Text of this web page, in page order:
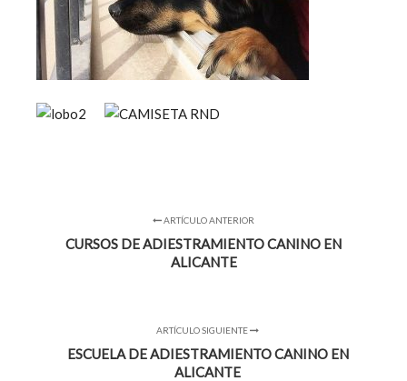
ARTÍCULO ANTERIOR
CURSOS DE ADIESTRAMIENTO CANINO EN
ALICANTE
ARTÍCULO SIGUIENTE
ESCUELA DE ADIESTRAMIENTO CANINO EN
ALICANTE